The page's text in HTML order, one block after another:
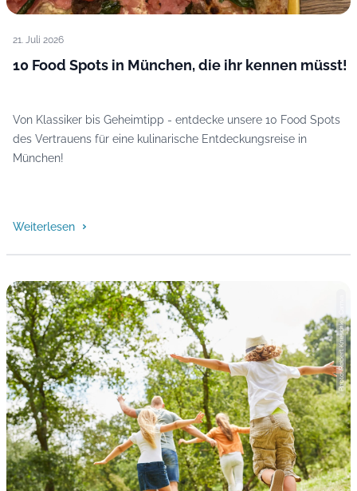
21. Juli 2026
10 Food Spots in München, die ihr kennen müsst!
Von Klassiker bis Geheimtipp - entdecke unsere 10 Food Spots
des Vertrauens für eine kulinarische Entdeckungsreise in
München!
Weiterlesen
Photo: Robert Kneschke, Camva